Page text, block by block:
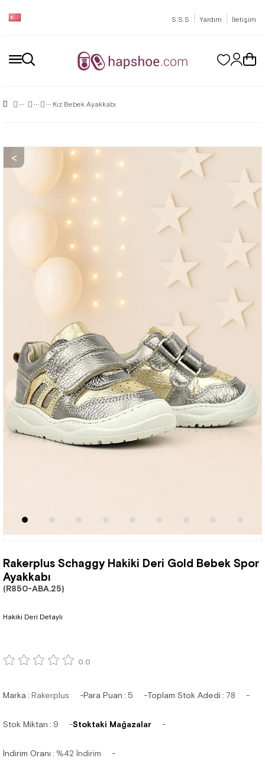
S.S.S | Yardım | İletişim
Kız Bebek Ayakkabı
Rakerplus Schaggy Hakiki Deri Gold Bebek Spor
Ayakkabı
(R850-ABA.25)
Hakiki Deri Detaylı
0.0
Marka : Rakerplus Para Puan : 5 Toplam Stok Adedi : 78
Stok Miktarı : 9 Stoktaki Mağazalar
İndirim Oranı : %42 İndirim